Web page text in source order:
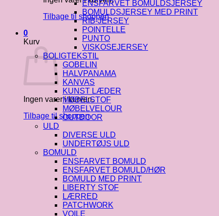
Tilbage til shoppen
0
Kurv
Ingen varer i kurven.
Tilbage til shoppen
ENSFARVET BOMULDSJERSEY
BOMULDSJERSEY MED PRINT
RIB-JERSEY
POINTELLE
PUNTO
VISKOSEJERSEY
BOLIGTEKSTIL
GOBELIN
HALVPANAMA
KANVAS
KUNST LÆDER
MØBELSTOF
MØBELVELOUR
OUTDOOR
ULD
DIVERSE ULD
UNDERTØJS ULD
BOMULD
ENSFARVET BOMULD
ENSFARVET BOMULD/HØR
BOMULD MED PRINT
LIBERTY STOF
LÆRRED
PATCHWORK
VOILE